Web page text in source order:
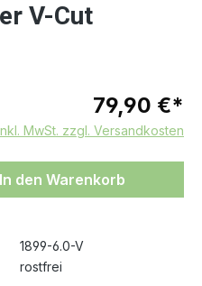
V-Cut
79,90 €*
MwSt. zzgl. Versandkosten
den
In den Warenkorb
1899-6.0-V
rostfrei